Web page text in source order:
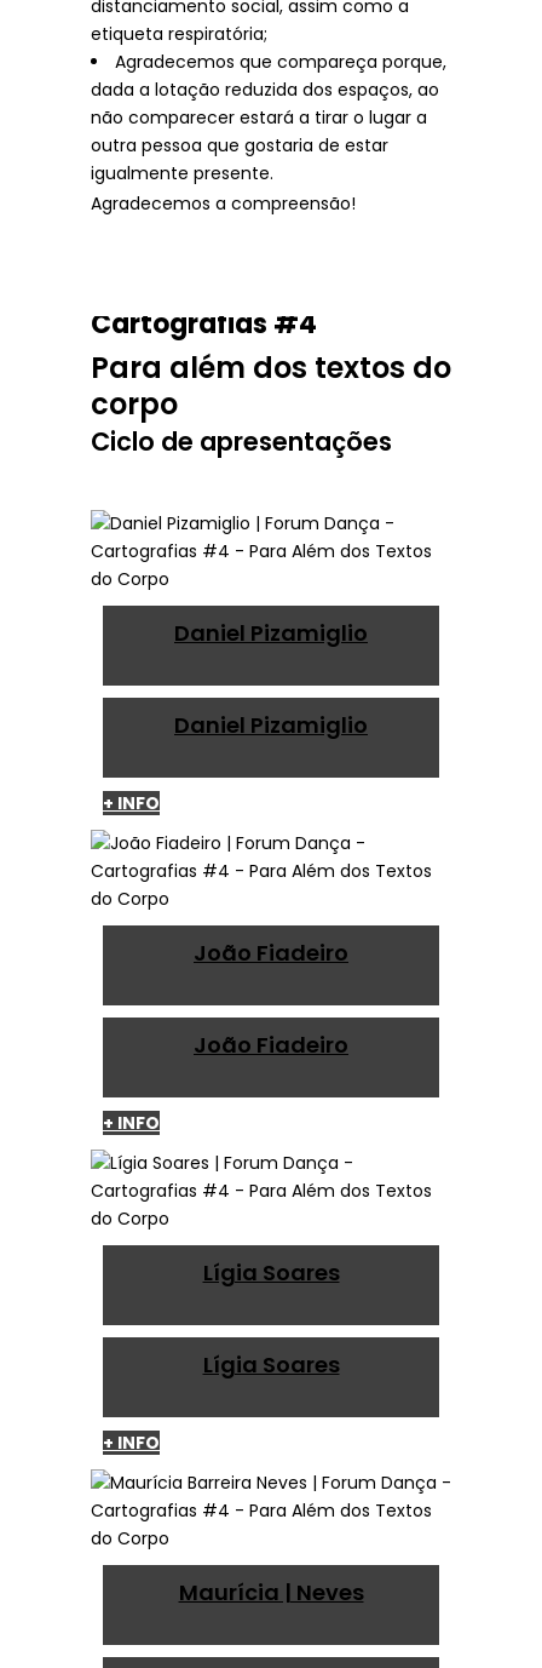
distanciamento social, assim como a
etiqueta respiratória;
Agradecemos que compareça porque,
dada a lotação reduzida dos espaços, ao
não comparecer estará a tirar o lugar a
outra pessoa que gostaria de estar
igualmente presente.
Agradecemos a compreensão!
Cartografias #4
Para além dos textos do
corpo
Ciclo de apresentações
Daniel Pizamiglio
Daniel Pizamiglio
+ INFO
João Fiadeiro
João Fiadeiro
+ INFO
Lígia Soares
Lígia Soares
+ INFO
Maurícia | Neves